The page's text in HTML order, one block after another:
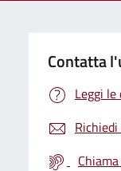
Contatta
Leggi